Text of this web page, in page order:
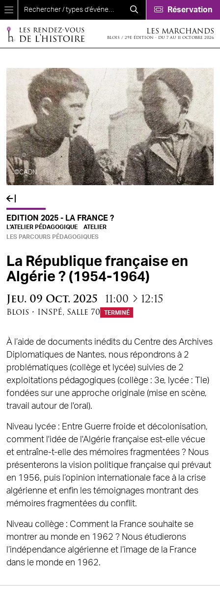
Aller au contenu principal
Réservation
LES MARCHANDS
BLOIS / 29E ÉDITION - DU 7 AU 11 OCTOBRE 2026
©CADN
EDITION 2025 - LA FRANCE ?
L'ATELIER PÉDAGOGIQUE
ATELIER
LES PARCOURS PÉDAGOGIQUES
La République française en
Algérie ? (1954-1964)
Jeu. 09 Oct. 2025 11:00 à12:15
Blois • INSPÉ, Salle 70 TERMINÉ
À l’aide de documents inédits du Centre des Archives
Diplomatiques de Nantes, nous répondrons à 2
problématiques (collège et lycée) suivies de 2
exploitations pédagogiques (collège : 3e, lycée : Tle)
fondées sur une approche originale (mise en scène,
travail autour de l'oral).
Niveau lycée : Entre Guerre froide et décolonisation,
comment l'idée de l'Algérie française est-elle vécue
et entraîne-t-elle des mémoires fragmentées ? Nous
présenterons la vision politique française qui prévaut
en 1956, puis l’opinion internationale face à la crise
algérienne et enfin les témoignages montrant des
mémoires fragmentées du conflit.
Niveau collège : Comment la France souhaite se
montrer au monde en 1962 ? Nous étudierons
l’indépendance algérienne et l’image de la France
dans le monde en 1962.